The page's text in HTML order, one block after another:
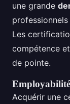
une grande
Les
compétence
de pointe.
Employabilité
Acquérir une